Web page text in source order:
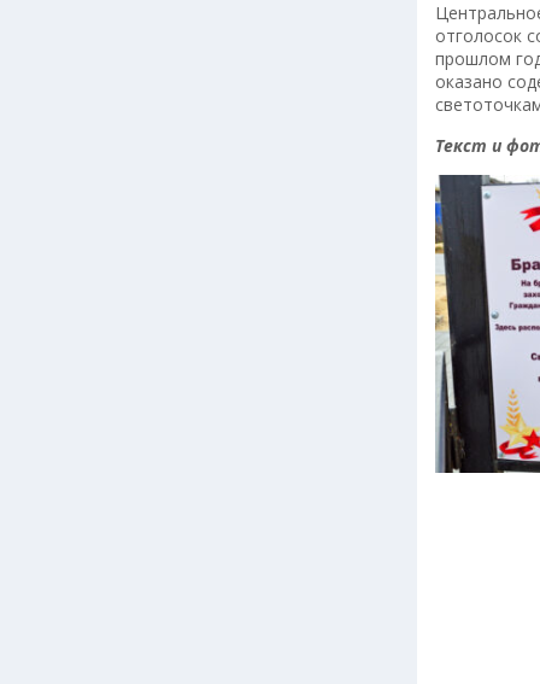
отголосок
прошлом
оказано
Текст и